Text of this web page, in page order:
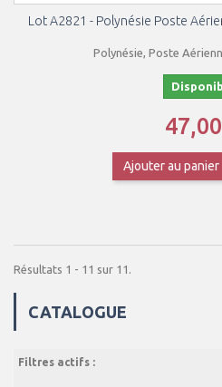
Lot A2821 - Polynésie Poste
Polynésie, Poste
Ajouter au panier
Résultats 1 - 11 sur 11.
CATALOGUE
Filtres actifs :